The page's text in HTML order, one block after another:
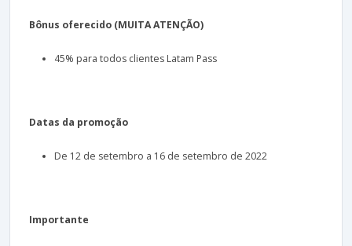
Bônus oferecido (MUITA ATENÇÃO)
45% para todos clientes Latam Pass
Datas da promoção
De 12 de setembro a 16 de setembro de 2022
Importante